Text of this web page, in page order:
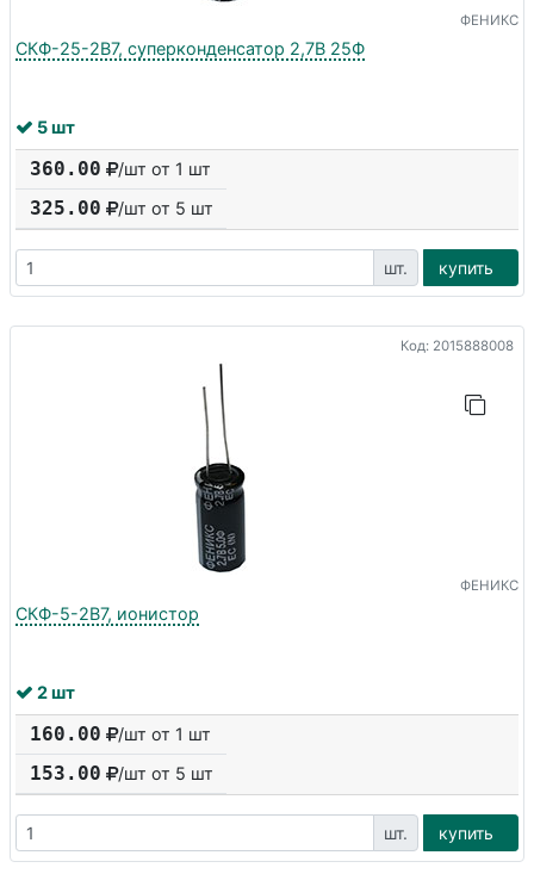
ФЕНИКС
СКФ-25-2В7, суперконденсатор 2,7В 25Ф
5 шт
360.00 /шт от 1 шт
325.00 /шт от 5 шт
шт. купить
Код: 2015888008
ФЕНИКС
СКФ-5-2В7, ионистор
2 шт
160.00 /шт от 1 шт
153.00 /шт от 5 шт
шт. купить